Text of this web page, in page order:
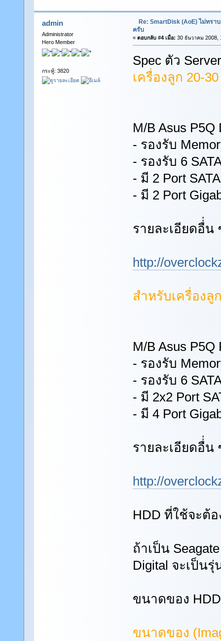
admin
Administrator
Hero Member
กระทู้: 3820
Re: SmartDisk (AoE) ไม่ทร
ครับ
« ตอบกลับ #4 เมื่อ: 30 ธันวาคม 2008,
Spec ตัว
เครื่องลูก 20-
M/B Asus P5Q
- รองรับ
- รองรับ 6
- มี 2 Port
- มี 2 Port
รายละเอียดอื่่น
http://
สำหรับเครื่องลู
M/B Asus P5Q
- รองรับ
- รองรับ 6
- มี 2x2 Port
- มี 4 Port
รายละเอียดอื่่น
http://
HDD ที่ใช้จะต้
ถ้าเป็น
Digital จะเป็นรุ่
ขนาดของ
ขนาดของ